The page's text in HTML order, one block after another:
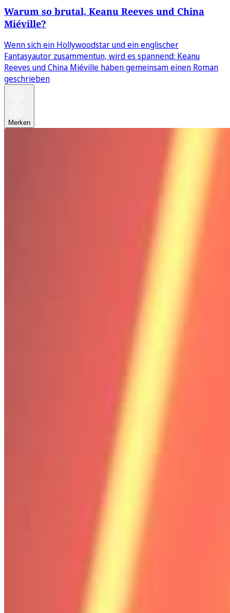
Warum so brutal, Keanu Reeves und China
Miéville?
Wenn sich ein Hollywoodstar und ein englischer
Fantasyautor zusammentun, wird es spannend: Keanu
Reeves und China Miéville haben gemeinsam einen Roman
geschrieben
Merken